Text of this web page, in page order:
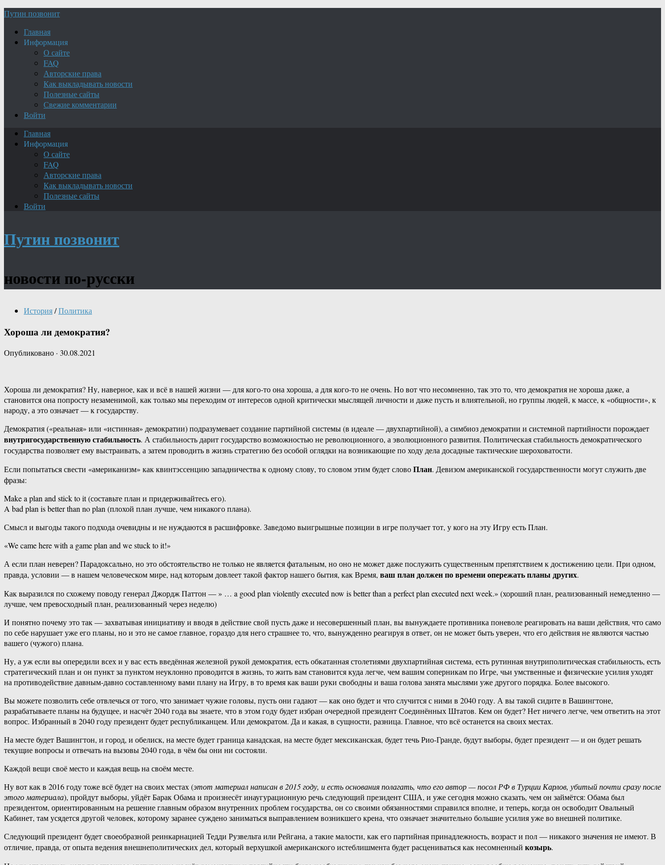
Путин позвонит
Главная
Информация
О сайте
FAQ
Авторские права
Как выкладывать новости
Полезные сайты
Свежие комментарии
Войти
Главная
Информация
О сайте
FAQ
Авторские права
Как выкладывать новости
Полезные сайты
Войти
Путин позвонит
новости по-русски
История/Политика
Хороша ли демократия?
Опубликовано · 30.08.2021
Хороша ли демократия? Ну, наверное, как и всё в нашей жизни — для кого-то она хороша, а для кого-то не очень. Но вот что несомненно, так это то, что демократия не хороша даже, а
становится она попросту незаменимой, как только мы переходим от интересов одной критически мыслящей личности и даже пусть и влиятельной, но группы людей, к массе, к «общности», к
народу, а это означает — к государству.
Демократия («реальная» или «истинная» демократии) подразумевает создание партийной системы (в идеале — двухпартийной), а симбиоз демократии и системной партийности порождает
внутригосударственную стабильность. А стабильность дарит государство возможностью не революционного, а эволюционного развития. Политическая стабильность демократического
государства позволяет ему выстраивать, а затем проводить в жизнь стратегию без особой оглядки на возникающие по ходу дела досадные тактические шероховатости.
Если попытаться свести «американизм» как квинтэссенцию западничества к одному слову, то словом этим будет словоПлан. Девизом американской государственности могут служить две
фразы:
Make a plan and stick to it (составьте план и придерживайтесь его).
A bad plan is better than no plan (плохой план лучше, чем никакого плана).
Смысл и выгоды такого подхода очевидны и не нуждаются в расшифровке. Заведомо выигрышные позиции в игре получает тот, у кого на эту Игру есть План.
«We came here with a game plan and we stuck to it!»
А если план неверен? Парадоксально, но это обстоятельство не только не является фатальным, но оно не может даже послужить существенным препятствием к достижению цели. При одном,
правда, условии — в нашем человеческом мире, над которым довлеет такой фактор нашего бытия, как Время, ваш план должен по времени опережать планы других.
Как выразился по схожему поводу генерал Джордж Паттон — » … a good plan violently executed now is better than a perfect plan executed next week.» (хороший план, реализованный немедленно —
лучше, чем превосходный план, реализованный через неделю)
И понятно почему это так — захватывая инициативу и вводя в действие свой пусть даже и несовершенный план, вы вынуждаете противника поневоле реагировать на ваши действия, что само
по себе нарушает уже его планы, но и это не самое главное, гораздо для него страшнее то, что, вынужденно реагируя в ответ, он не может быть уверен, что его действия не являются частью
вашего (чужого) плана.
Ну, а уж если вы опередили всех и у вас есть введённая железной рукой демократия, есть обкатанная столетиями двухпартийная система, есть рутинная внутриполитическая стабильность, есть
стратегический план и он пункт за пунктом неуклонно проводится в жизнь, то жить вам становится куда легче, чем вашим соперникам по Игре, чьи умственные и физические усилия уходят
на противодействие давным-давно составленному вами плану на Игру, в то время как ваши руки свободны и ваша голова занята мыслями уже другого порядка. Более высокого.
Вы можете позволить себе отвлечься от того, что занимает чужие головы, пусть они гадают — как оно будет и что случится с ними в 2040 году. А вы такой сидите в Вашингтоне,
разрабатываете планы на будущее, и насчёт 2040 года вы знаете, что в этом году будет избран очередной президент Соединённых Штатов. Кем он будет? Нет ничего легче, чем ответить на этот
вопрос. Избранный в 2040 году президент будет республиканцем. Или демократом. Да и какая, в сущности, разница. Главное, что всё останется на своих местах.
На месте будет Вашингтон, и город, и обелиск, на месте будет граница канадская, на месте будет мексиканская, будет течь Рио-Гранде, будут выборы, будет президент — и он будет решать
текущие вопросы и отвечать на вызовы 2040 года, в чём бы они ни состояли.
Каждой вещи своё место и каждая вещь на своём месте.
Ну вот как в 2016 году тоже всё будет на своих местах (этот материал написан в 2015 году, и есть основания полагать, что его автор — посол РФ в Турции Карлов, убитый почти сразу после
этого материала), пройдут выборы, уйдёт Барак Обама и произнесёт инаугурационную речь следующий президент США, и уже сегодня можно сказать, чем он займётся: Обама был
президентом, ориентированным на решение главным образом внутренних проблем государства, он со своими обязанностями справился вполне, и теперь, когда он освободит Овальный
Кабинет, там усядется другой человек, которому заранее суждено заниматься выправлением возникшего крена, что означает значительно большие усилия уже во внешней политике.
Следующий президент будет своеобразной реинкарнацией Тедди Рузвельта или Рейгана, а такие малости, как его партийная принадлежность, возраст и пол — никакого значения не имеют. В
отличие, правда, от опыта ведения внешнеполитических дел, который верхушкой американского истеблишмента будет расцениваться как несомненный козырь.